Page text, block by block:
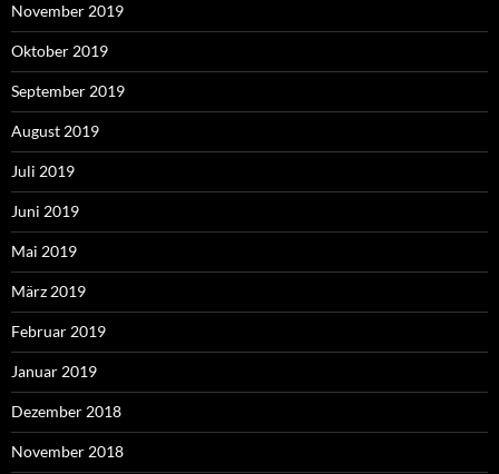
November 2019
Oktober 2019
September 2019
August 2019
Juli 2019
Juni 2019
Mai 2019
März 2019
Februar 2019
Januar 2019
Dezember 2018
November 2018